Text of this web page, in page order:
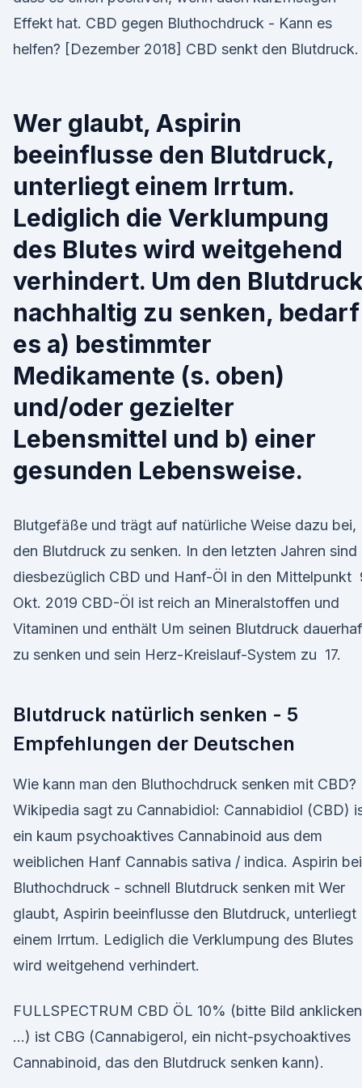
Effekt hat. CBD gegen Bluthochdruck - Kann es
helfen? [Dezember 2018] CBD senkt den Blutdruck.
Wer glaubt, Aspirin
beeinflusse den Blutdruck,
unterliegt einem Irrtum.
Lediglich die Verklumpung
des Blutes wird weitgehend
verhindert. Um den
nachhaltig zu senken, bedarf
es a) bestimmter
Medikamente (s. oben)
und/oder gezielter
Lebensmittel und b) einer
gesunden Lebensweise.
Blutgefäße und trägt auf natürliche Weise dazu bei,
den Blutdruck zu senken. In den letzten Jahren sind
diesbezüglich CBD und Hanf-Öl in den Mittelpunkt
Okt. 2019 CBD-Öl ist reich an Mineralstoffen und
Vitaminen und enthält Um seinen Blutdruck
zu senken und sein Herz-Kreislauf-System zu 17.
Blutdruck natürlich senken - 5
Empfehlungen der Deutschen
Wie kann man den Bluthochdruck senken mit CBD?
Wikipedia sagt zu Cannabidiol: Cannabidiol (CBD)
ein kaum psychoaktives Cannabinoid aus dem
weiblichen Hanf Cannabis sativa / indica. Aspirin bei
Bluthochdruck - schnell Blutdruck senken mit Wer
glaubt, Aspirin beeinflusse den Blutdruck, unterliegt
einem Irrtum. Lediglich die Verklumpung des Blutes
wird weitgehend verhindert.
FULLSPECTRUM CBD ÖL 10% (bitte Bild anklicken
…) ist CBG (Cannabigerol, ein nicht-psychoaktives
Cannabinoid, das den Blutdruck senken kann).